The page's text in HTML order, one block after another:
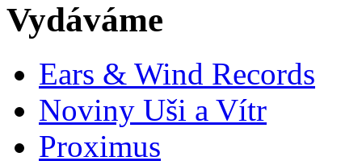
Vydáváme
Ears & Wind Records
Noviny Uši a Vítr
Proximus